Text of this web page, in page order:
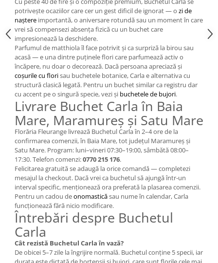
potrivește ocaziilor care cer un gest dificil de ignorat — o zi de
naștere importantă, o aniversare rotundă sau un moment în care
vrei să compensezi absența fizică cu un buchet care
impresionează la deschidere.
Parfumul de matthiola îl face potrivit și ca surpriză la birou sau
acasă — e una dintre puținele flori care parfumează activ o
încăpere, nu doar o decorează. Dacă persoana apreciază și
coșurile cu florisau buchetele botanice, Carla e alternativa cu
structură clasică legată. Pentru un buchet similar ca registru dar
cu accent pe o singură specie, vezi și buchetele de bujori.
Livrare Buchet Carla în Baia
Mare, Maramureș și Satu Mare
Florăria Fleurange livrează Buchetul Carla în 2–4 ore de la
confirmarea comenzii, în Baia Mare, tot județul Maramureș și
Satu Mare. Program: luni–vineri 07:30–19:00, sâmbătă 08:00–
17:30. Telefon comenzi:0770 215 176.
Felicitarea gratuită se adaugă la orice comandă — completezi
mesajul la checkout. Dacă vrei ca buchetul să ajungă într-un
interval specific, menționează ora preferată la plasarea comenzii.
Pentru un cadou deonomasticăsau nume în calendar, Carla
funcționează fără nicio modificare.
Întrebări despre Buchetul
Carla
Cât rezistă Buchetul Carla în vază?
De obicei 5–7 zile la îngrijire normală. Buchetul conține 5 specii, iar